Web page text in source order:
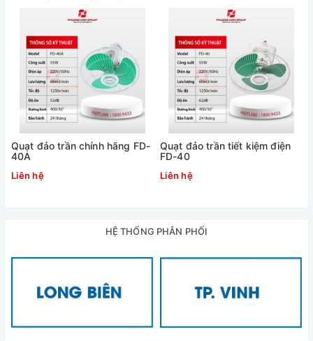
Quạt đảo trần chính hãng FD-
40A
Liên hệ
Quạt đảo trần tiết kiệm điện
FD-40
Liên hệ
HỆ THỐNG PHÂN PHỐI